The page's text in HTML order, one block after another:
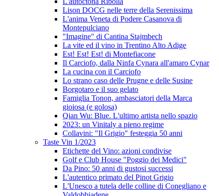
Lison DOCG nelle terre della Serenissima
L'anima Veneta di Podere Casanova di
Montepulciano
"Imagine" di Cantina Stajmbech
La vite ed il vino in Trentino Alto Adige
Est! Est! Est! di Montefiacone
Il Carciofo, dalla Ninfa Cynara all'amaro Cynar
La cucina con il Carciofo
Lo strano caso delle Prugne e delle Susine
Borgotaro e il suo gelato
Famiglia Tonon, ambasciatori della Marca
gioiosa (e golosa)
Qian Wu: Blue. L'ultimo artista nello spazio
2023: un Vinitaly a pieno regime
Collavini: "Il Grigio" festeggia 50 anni
Taste Vin 1/2023
Etichette del Vino: azioni condivise
Golf e Club House "Poggio dei Medici"
Da Pino: 50 anni di gustosi successi
L'autentico primato del Pinot Grigio
L'Unesco a tutela delle colline di Conegliano e